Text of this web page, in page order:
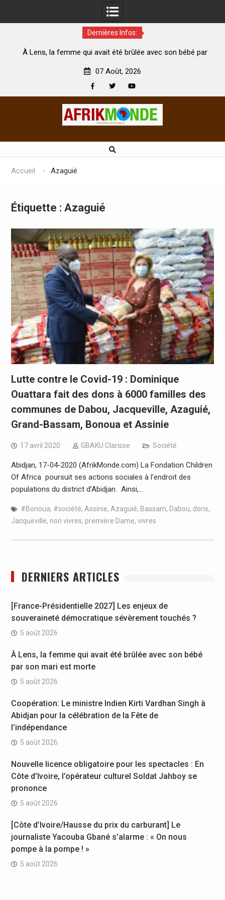
Dernières Infos:
qui avait été brûlée avec son bébé par
Coopération: Le
07 Août, 2026
Accueil Azaguié
Étiquette : Azaguié
Lutte contre le Covid-19 : Dominique
Ouattara fait des dons à 6000 familles des
communes de Dabou, Jacqueville, Azaguié,
Grand-Bassam, Bonoua et Assinie
17 avril 2020 GBAKU Clarisse Société
Abidjan, 17-04-2020 (AfrikMonde.com) La Fondation Children
Of Africa poursuit ses actions sociales à l’endroit des
populations du district d’Abidjan. Ainsi,…
#Bonoua, #société, Assinie, Azaguié, Bassam, Dabou, dons,
Jacqueville, non vivres, première Dame, vivres
DERNIERS ARTICLES
[France-Présidentielle 2027] Les enjeux de
souveraineté démocratique sévèrement touchés ?
5 août 2026
À Lens, la femme qui avait été brûlée avec son bébé
par son mari est morte
5 août 2026
Coopération: Le ministre Indien Kirti Vardhan Singh à
Abidjan pour la célébration de la Fête de
l’indépendance
5 août 2026
Nouvelle licence obligatoire pour les spectacles : En
Côte d’Ivoire, l’opérateur culturel Soldat Jahboy se
prononce
5 août 2026
[Côte d’Ivoire/Hausse du prix du carburant] Le
journaliste Yacouba Gbané s’alarme : « On nous
pompe à la pompe ! »
5 août 2026